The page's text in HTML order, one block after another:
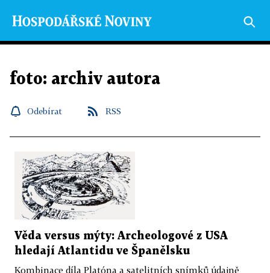
foto: archiv autora
Odebírat RSS
Věda versus mýty: Archeologové z USA
hledají Atlantidu ve Španělsku
Kombinace díla Platóna a satelitních snímků údajně